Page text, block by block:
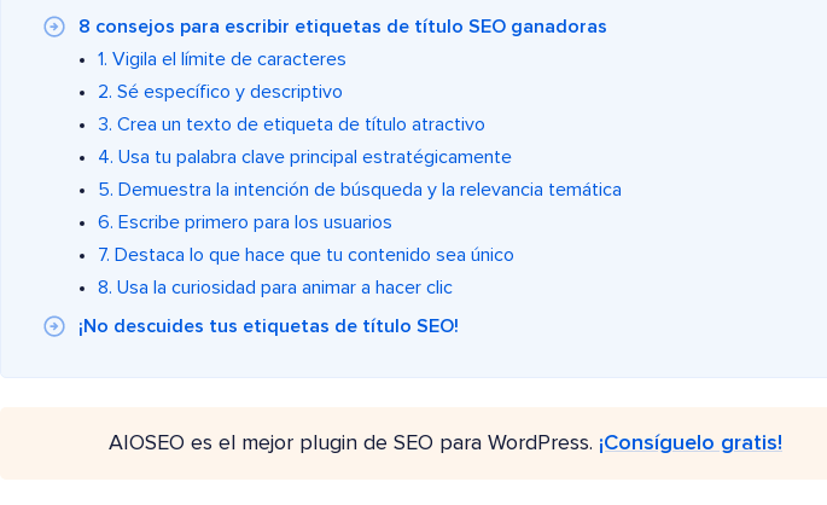
8 consejos para escribir etiquetas de título SEO ganadoras
1. Vigila el límite de caracteres
2. Sé específico y descriptivo
3. Crea un texto de etiqueta de título atractivo
4. Usa tu palabra clave principal estratégicamente
5. Demuestra la intención de búsqueda y la relevancia temática
6. Escribe primero para los usuarios
7. Destaca lo que hace que tu contenido sea único
8. Usa la curiosidad para animar a hacer clic
¡No descuides tus etiquetas de título SEO!
AIOSEO es el mejor plugin de SEO para WordPress. ¡Consíguelo gratis!